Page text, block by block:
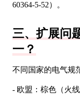
60364-5-52）。
三、扩展问
一？
不同国家的电气规
- 欧盟：棕色（火